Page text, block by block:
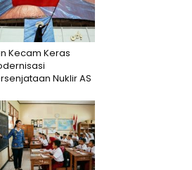
Kecam Keras
Nuklir AS